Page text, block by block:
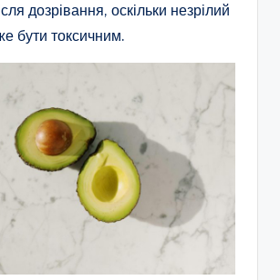
дозрівання, оскільки незрілий
бути токсичним.